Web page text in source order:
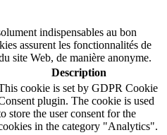
indispensables au bon
assurent les fonctionnalités de
site Web, de manière anonyme.
Description
cookie is set by GDPR Cookie
plugin. The cookie is used
store the user consent for the
in the category "Analytics".